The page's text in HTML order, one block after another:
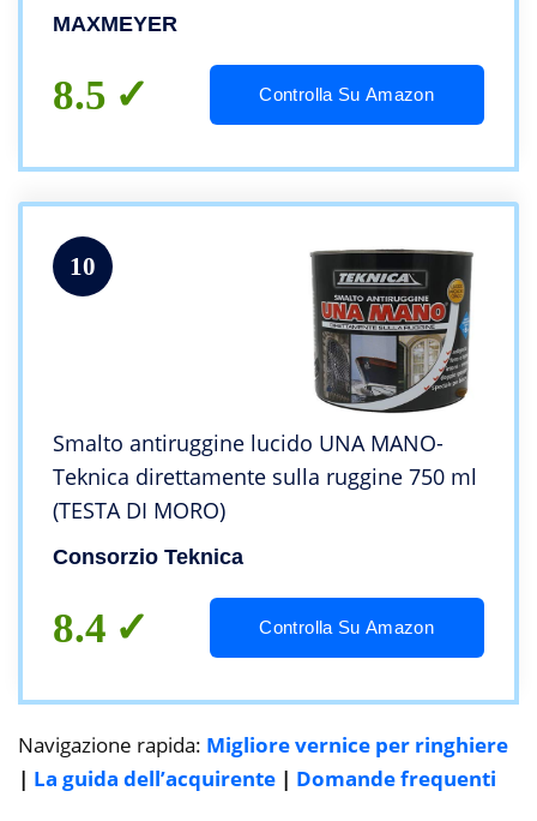
MAXMEYER
8.5 Controlla Su Amazon
10
Smalto antiruggine lucido UNA MANO-
Teknica direttamente sulla ruggine 750 ml
(TESTA DI MORO)
Consorzio Teknica
8.4 Controlla Su Amazon
Navigazione rapida: Migliore vernice per ringhiere
| La guida dell’acquirente | Domande frequenti